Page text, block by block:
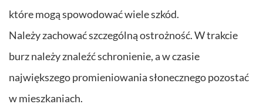
które mogą spowodować wiele szkód.
Należy zachować szczególną ostrożność. W trakcie
burz należy znaleźć schronienie, a w czasie
największego promieniowania słonecznego pozostać
w mieszkaniach.